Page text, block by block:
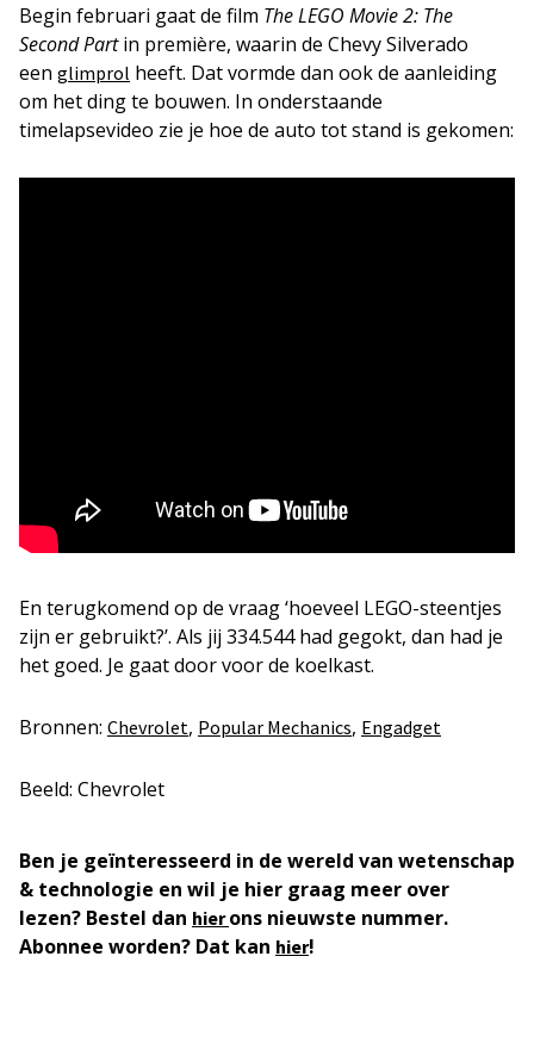
Begin februari gaat de film The LEGO Movie 2: The
Second Partin première, waarin de Chevy Silverado
een glimprol heeft. Dat vormde dan ook de aanleiding
om het ding te bouwen. In onderstaande
timelapsevideo zie je hoe de auto tot stand is gekomen:
En terugkomend op de vraag ‘hoeveel LEGO-steentjes
zijn er gebruikt?’. Als jij 334.544 had gegokt, dan had je
het goed. Je gaat door voor de koelkast.
Bronnen: Chevrolet, Popular Mechanics, Engadget
Beeld: Chevrolet
Ben je geïnteresseerd in de wereld van wetenschap
& technologie en wil je hier graag meer over
lezen? Bestel dan hierons nieuwste nummer.
Abonnee worden? Dat kan hier!